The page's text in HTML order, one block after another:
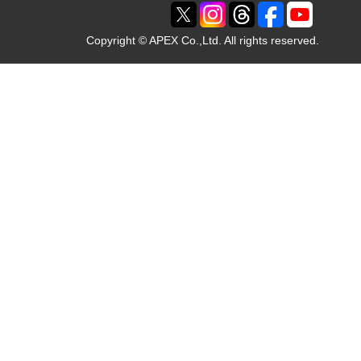
Copyright © APEX Co.,Ltd. All rights reserved.